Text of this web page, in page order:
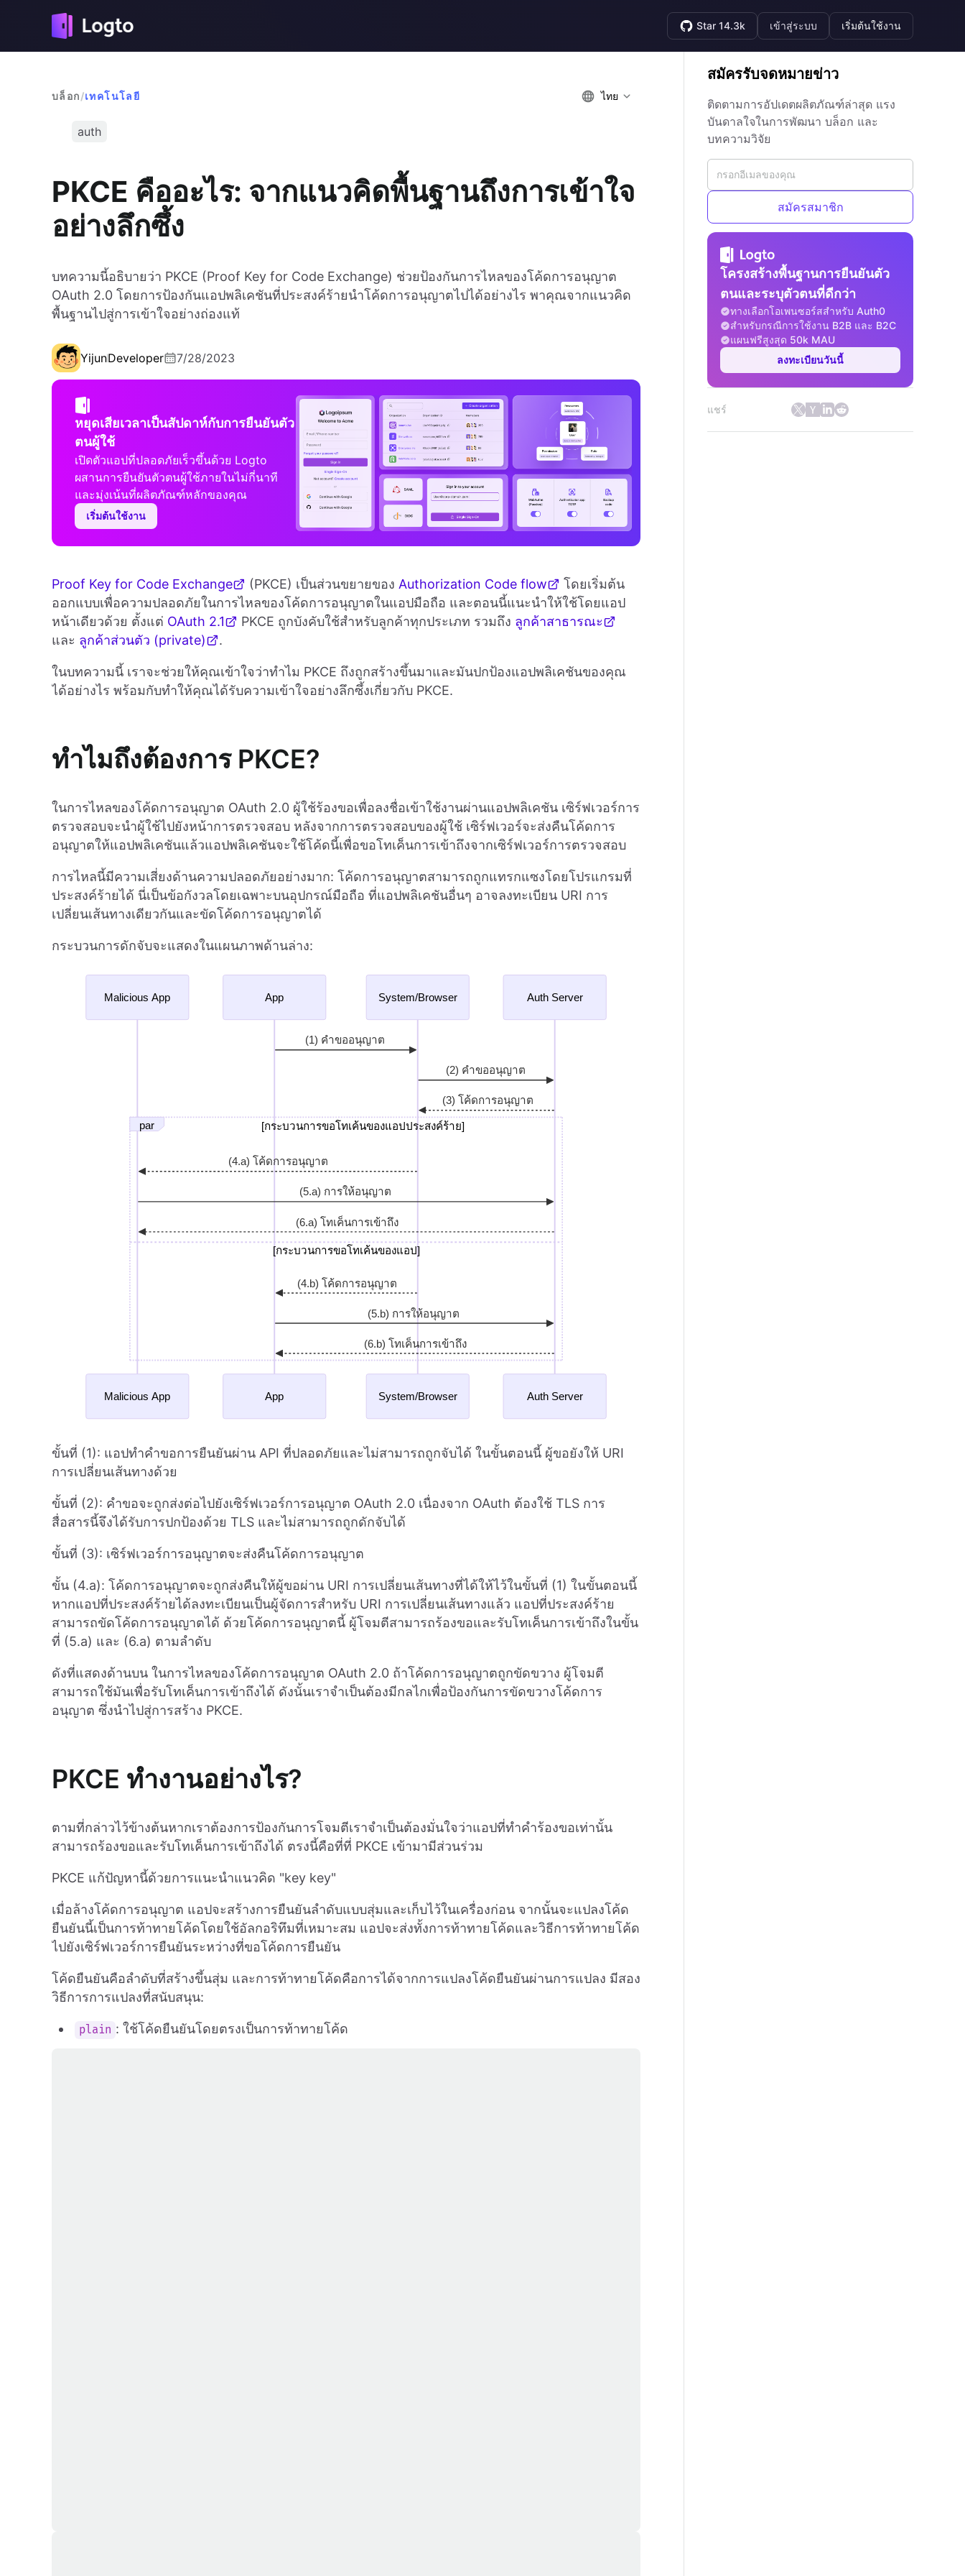
Star 14.3k เข้าสู่ระบบ เริ่มต้นใช้งาน
บล็อก/เทคโนโลยี ไทย
auth
PKCE คืออะไร: จากแนวคิดพื้นฐานถึงการเข้าใจ
อย่างลึกซึ้ง
บทความนี้อธิบายว่า PKCE (Proof Key for Code Exchange) ช่วยป้องกันการไหลของโค้ดการอนุญาต
OAuth 2.0 โดยการป้องกันแอปพลิเคชันที่ประสงค์ร้ายนำโค้ดการอนุญาตไปได้อย่างไร พาคุณจากแนวคิด
พื้นฐานไปสู่การเข้าใจอย่างถ่องแท้
YijunDeveloper 7/28/2023
หยุดเสียเวลาเป็นสัปดาห์กับการยืนยันตัว
ตนผู้ใช้
เปิดตัวแอปที่ปลอดภัยเร็วขึ้นด้วย Logto
ผสานการยืนยันตัวตนผู้ใช้ภายในไม่กี่นาที
และมุ่งเน้นที่ผลิตภัณฑ์หลักของคุณ
เริ่มต้นใช้งาน
Proof Key for Code Exchange (PKCE) เป็นส่วนขยายของ Authorization Code flow
โดยเริ่มต้น
ออกแบบเพื่อความปลอดภัยในการไหลของโค้ดการอนุญาตในแอปมือถือ และตอนนี้แนะนำให้ใช้โดยแอป
หน้าเดียวด้วย ตั้งแต่ OAuth 2.1 PKCE ถูกบังคับใช้สำหรับลูกค้าทุกประเภท รวมถึง ลูกค้าสาธารณะ
และ ลูกค้าส่วนตัว (private) .
ในบทความนี้ เราจะช่วยให้คุณเข้าใจว่าทำไม PKCE ถึงถูกสร้างขึ้นมาและมันปกป้องแอปพลิเคชันของคุณ
ได้อย่างไร พร้อมกับทำให้คุณได้รับความเข้าใจอย่างลึกซึ้งเกี่ยวกับ PKCE.
ทำไมถึงต้องการ PKCE?
ในการไหลของโค้ดการอนุญาต OAuth 2.0 ผู้ใช้ร้องขอเพื่อลงชื่อเข้าใช้งานผ่านแอปพลิเคชัน เซิร์ฟเวอร์การ
ตรวจสอบจะนำผู้ใช้ไปยังหน้าการตรวจสอบ หลังจากการตรวจสอบของผู้ใช้ เซิร์ฟเวอร์จะส่งคืนโค้ดการ
อนุญาตให้แอปพลิเคชันแล้วแอปพลิเคชันจะใช้โค้ดนี้เพื่อขอโทเค็นการเข้าถึงจากเซิร์ฟเวอร์การตรวจสอบ
การไหลนี้มีความเสี่ยงด้านความปลอดภัยอย่างมาก: โค้ดการอนุญาตสามารถถูกแทรกแซงโดยโปรแกรมที่
ประสงค์ร้ายได้ นี่เป็นข้อกังวลโดยเฉพาะบนอุปกรณ์มือถือ ที่แอปพลิเคชันอื่นๆ อาจลงทะเบียน URI การ
เปลี่ยนเส้นทางเดียวกันและขัดโค้ดการอนุญาตได้
กระบวนการดักจับจะแสดงในแผนภาพด้านล่าง:
ขั้นที่ (1): แอปทำคำขอการยืนยันผ่าน API ที่ปลอดภัยและไม่สามารถถูกจับได้ ในขั้นตอนนี้ ผู้ขอยังให้ URI
การเปลี่ยนเส้นทางด้วย
ขั้นที่ (2): คำขอจะถูกส่งต่อไปยังเซิร์ฟเวอร์การอนุญาต OAuth 2.0 เนื่องจาก OAuth ต้องใช้ TLS การ
สื่อสารนี้จึงได้รับการปกป้องด้วย TLS และไม่สามารถถูกดักจับได้
ขั้นที่ (3): เซิร์ฟเวอร์การอนุญาตจะส่งคืนโค้ดการอนุญาต
ขั้น (4.a): โค้ดการอนุญาตจะถูกส่งคืนให้ผู้ขอผ่าน URI การเปลี่ยนเส้นทางที่ได้ให้ไว้ในขั้นที่ (1) ในขั้นตอนนี้
หากแอปที่ประสงค์ร้ายได้ลงทะเบียนเป็นผู้จัดการสำหรับ URI การเปลี่ยนเส้นทางแล้ว แอปที่ประสงค์ร้าย
สามารถขัดโค้ดการอนุญาตได้ ด้วยโค้ดการอนุญาตนี้ ผู้โจมตีสามารถร้องขอและรับโทเค็นการเข้าถึงในขั้น
ที่ (5.a) และ (6.a) ตามลำดับ
ดังที่แสดงด้านบน ในการไหลของโค้ดการอนุญาต OAuth 2.0 ถ้าโค้ดการอนุญาตถูกขัดขวาง ผู้โจมตี
สามารถใช้มันเพื่อรับโทเค็นการเข้าถึงได้ ดังนั้นเราจำเป็นต้องมีกลไกเพื่อป้องกันการขัดขวางโค้ดการ
อนุญาต ซึ่งนำไปสู่การสร้าง PKCE.
PKCE ทำงานอย่างไร?
ตามที่กล่าวไว้ข้างต้นหากเราต้องการป้องกันการโจมตีเราจำเป็นต้องมั่นใจว่าแอปที่ทำคำร้องขอเท่านั้น
สามารถร้องขอและรับโทเค็นการเข้าถึงได้ ตรงนี้คือที่ที่ PKCE เข้ามามีส่วนร่วม
PKCE แก้ปัญหานี้ด้วยการแนะนำแนวคิด "key key"
เมื่อล้างโค้ดการอนุญาต แอปจะสร้างการยืนยันลำดับแบบสุ่มและเก็บไว้ในเครื่องก่อน จากนั้นจะแปลงโค้ด
ยืนยันนี้เป็นการท้าทายโค้ดโดยใช้อัลกอริทึมที่เหมาะสม แอปจะส่งทั้งการท้าทายโค้ดและวิธีการท้าทายโค้ด
ไปยังเซิร์ฟเวอร์การยืนยันระหว่างที่ขอโค้ดการยืนยัน
โค้ดยืนยันคือลำดับที่สร้างขึ้นสุ่ม และการท้าทายโค้ดคือการได้จากการแปลงโค้ดยืนยันผ่านการแปลง มีสอง
วิธีการการแปลงที่สนับสนุน:
plain : ใช้โค้ดยืนยันโดยตรงเป็นการท้าทายโค้ด
สมัครรับจดหมายข่าว
ติดตามการอัปเดตผลิตภัณฑ์ล่าสุด แรง
บันดาลใจในการพัฒนา บล็อก และ
บทความวิจัย
สมัครสมาชิก
โครงสร้างพื้นฐานการยืนยันตัว
ตนและระบุตัวตนที่ดีกว่า
ทางเลือกโอเพนซอร์สสำหรับ Auth0
สำหรับกรณีการใช้งาน B2B และ B2C
แผนฟรีสูงสุด 50k MAU
ลงทะเบียนวันนี้
แชร์